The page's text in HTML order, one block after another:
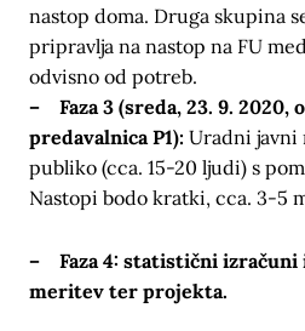
nastop doma. Druga skupina
pripravlja na nastop na FU
odvisno od potreb.
– Faza 3 (sreda, 23. 9. 2020,
predavalnica P1): Uradni javni
publiko (cca. 15-20 ljudi) s
Nastopi bodo kratki, cca. 3-5
– Faza 4: statistični izračuni
meritev ter projekta.